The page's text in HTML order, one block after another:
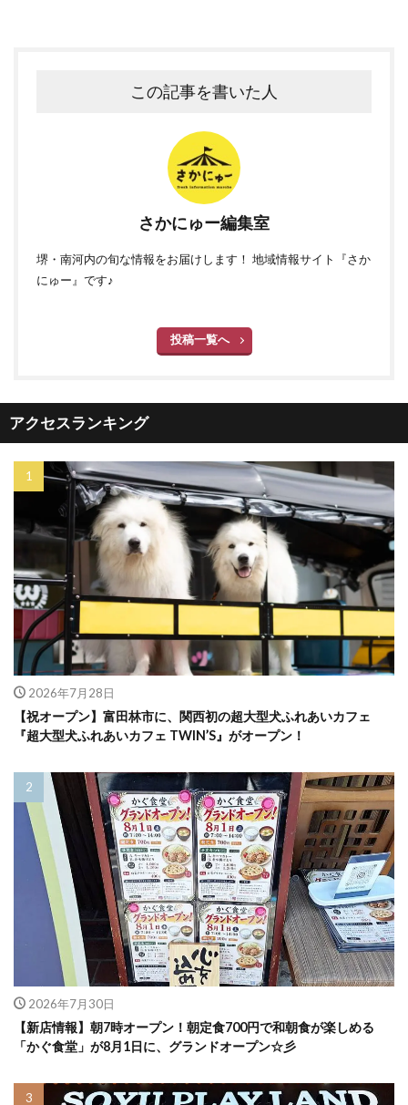
この記事を書いた人
さかにゅー編集室
堺・南河内の旬な情報をお届けします！ 地域情報サイト『さか
にゅー』です♪
投稿一覧へ
アクセスランキング
2026年7月28日
【祝オープン】富田林市に、関西初の超大型犬ふれあいカフェ
『超大型犬ふれあいカフェ TWIN’S』がオープン！
2026年7月30日
【新店情報】朝7時オープン！朝定食700円で和朝食が楽しめる
「かぐ食堂」が8月1日に、グランドオープン☆彡